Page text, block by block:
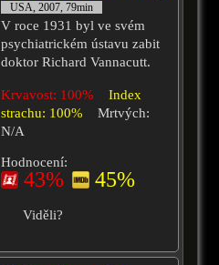
USA, 2007, 79min
V roce 1931 byl ve svém
psychiatrickém ústavu zabit
doktor Richard Vannacutt.
Krvavost: 100%
Index
strachu: 100%
Mrtvých:
N/A
Hodnocení:
43% 45%
Viděli?